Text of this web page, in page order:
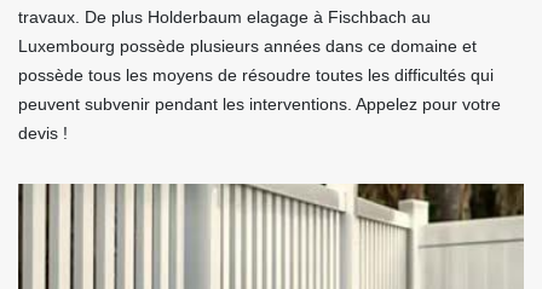
travaux. De plus Holderbaum elagage à Fischbach au
Luxembourg possède plusieurs années dans ce domaine et
possède tous les moyens de résoudre toutes les difficultés qui
peuvent subvenir pendant les interventions. Appelez pour votre
devis !